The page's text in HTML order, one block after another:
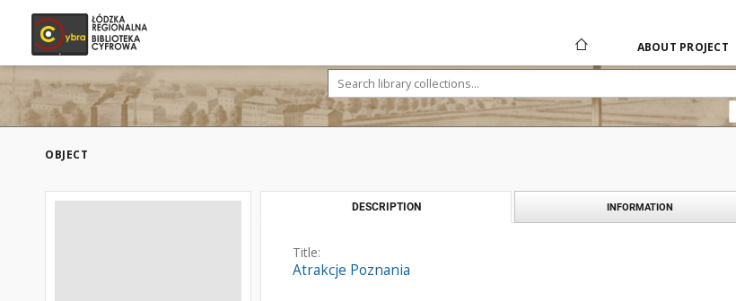
ABOUT PROJECT
OBJECT
DESCRIPTION INFORMATION
Title:
Atrakcje Poznania